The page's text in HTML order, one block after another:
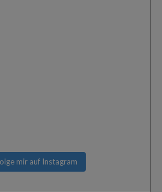
mir auf Instagram